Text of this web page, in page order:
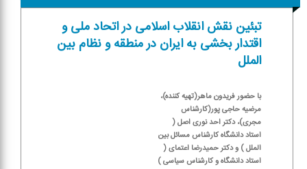
تبئین نقش انقلاب اسلامی در اتحاد ملی و
اقتدار بخشی به ایران در منطقه و نظام بین
الملل
با حضور فریدون ماهر(تهیه كننده)،
مرضیه حاجی پور(كارشناس
مجری)، دكتر احد نوری اصل (
استاد دانشگاه كارشناس مسائل بین
الملل ) و دكتر حمیدرضا اعتمای (
استاد دانشگاه و كارشناس سیاسی )